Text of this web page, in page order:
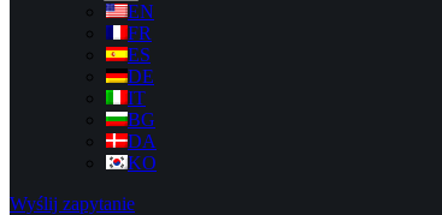
EN
FR
ES
DE
IT
BG
DA
KO
Wyślij zapytanie